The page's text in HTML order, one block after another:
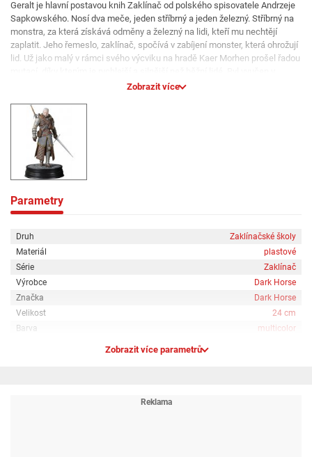
Geralt je hlavní postavou knih Zaklínač od polského spisovatele Andrzeje
Sapkowského. Nosí dva meče, jeden stříbrný a jeden železný. Stříbrný na
monstra, za která získává odměny a železný na lidi, kteří mu nechtějí
zaplatit. Jeho řemeslo, zaklínač, spočívá v zabíjení monster, která ohrožují
lid. Už jako malý v rámci svého výcviku na hradě Kaer Morhen prošel řadou
používání jak meče a alchymie tak i magických znamení, která mu zajišťují
Zobrazit více
Parametry
Druh
Zaklínačské školy
Materiál
plastové
Série
Zaklínač
Výrobce
Dark Horse
Značka
Dark Horse
Velikost
24 cm
Barva
multicolor
Zobrazit více parametrů